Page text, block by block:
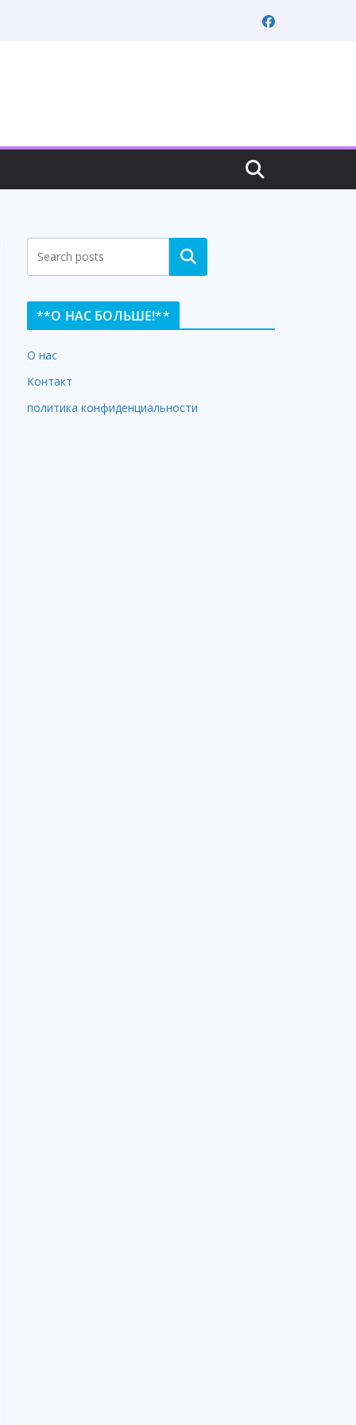
Search
**О НАС БОЛЬШЕ!**
О нас
Контакт
политика конфиденциальности